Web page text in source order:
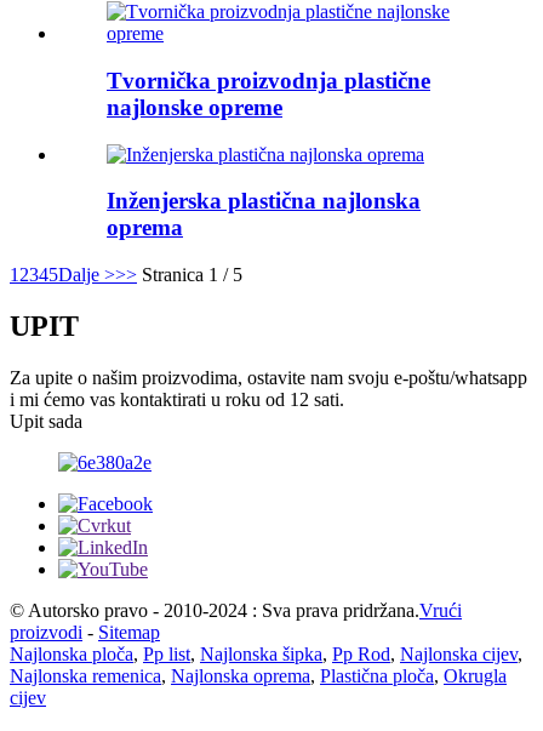
Tvornička proizvodnja plastične
najlonske opreme
Inženjerska plastična najlonska
oprema
1 2345Dalje >>> Stranica 1 / 5
UPIT
Za upite o našim proizvodima, ostavite nam svoju e-poštu/whatsapp
i mi ćemo vas kontaktirati u roku od 12 sati.
Upit sada
© Autorsko pravo - 2010-2024 : Sva prava pridržana.Vrući
proizvodi - Sitemap
Najlonska ploča, Pp list, Najlonska šipka, Pp Rod, Najlonska cijev,
Najlonska remenica, Najlonska oprema, Plastična ploča, Okrugla
cijev